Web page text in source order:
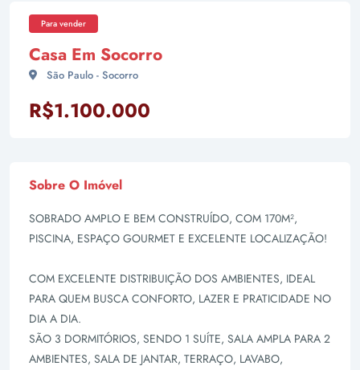
Para vender
Casa Em Socorro
São Paulo - Socorro
R$1.100.000
Sobre O Imóvel
SOBRADO AMPLO E BEM CONSTRUÍDO, COM 170M²,
PISCINA, ESPAÇO GOURMET E EXCELENTE LOCALIZAÇÃO!
COM EXCELENTE DISTRIBUIÇÃO DOS AMBIENTES, IDEAL
PARA QUEM BUSCA CONFORTO, LAZER E PRATICIDADE NO
DIA A DIA.
SÃO 3 DORMITÓRIOS, SENDO 1 SUÍTE, SALA AMPLA PARA 2
AMBIENTES, SALA DE JANTAR, TERRAÇO, LAVABO,